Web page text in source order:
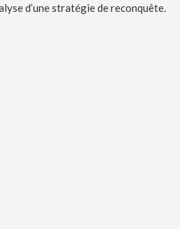
d’une stratégie de reconquête.